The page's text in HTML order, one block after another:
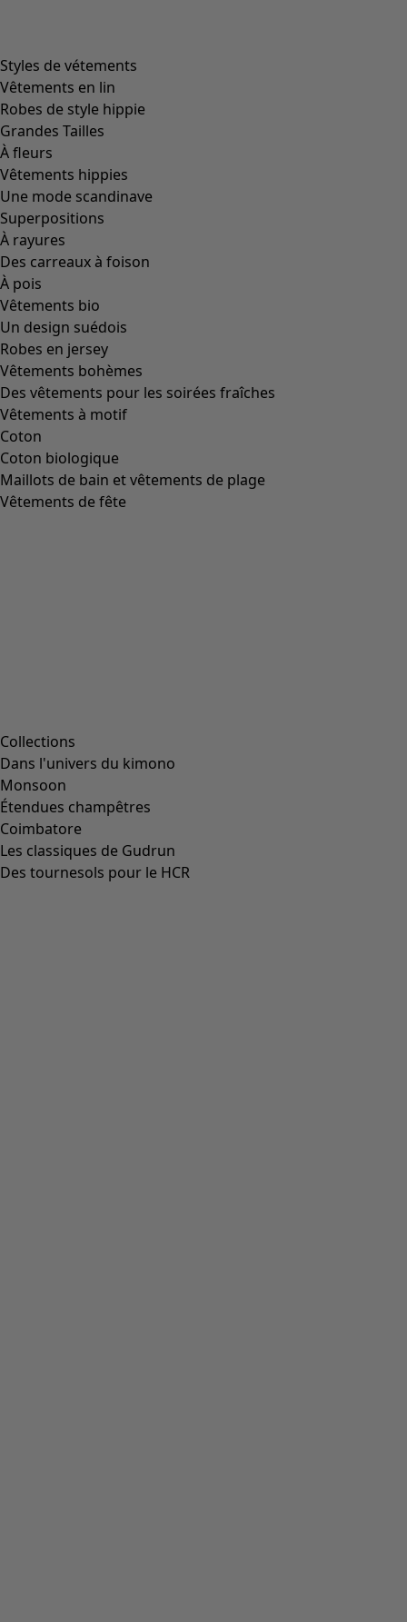
Styles de vétements
Vêtements en lin
Robes de style hippie
Grandes Tailles
À fleurs
Vêtements hippies
Une mode scandinave
Superpositions
À rayures
Des carreaux à foison
À pois
Vêtements bio
Un design suédois
Robes en jersey
Vêtements bohèmes
Des vêtements pour les soirées fraîches
Vêtements à motif
Coton
Coton biologique
Maillots de bain et vêtements de plage
Vêtements de fête
Collections
Dans l'univers du kimono
Monsoon
Étendues champêtres
Coimbatore
Les classiques de Gudrun
Des tournesols pour le HCR